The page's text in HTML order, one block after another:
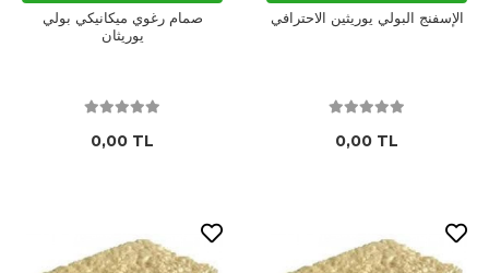
صمام رغوي ميكانيكي بولي
يوريثان
0,00 TL
الإسفنج البولي يوريثين الاحترافي
0,00 TL